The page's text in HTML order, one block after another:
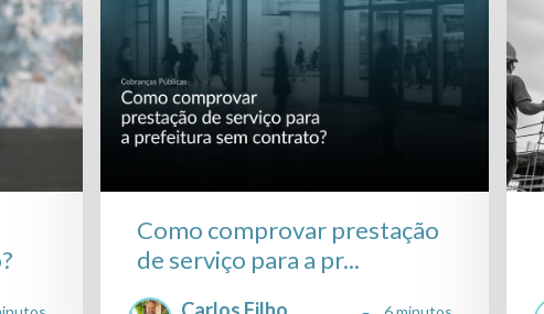
Como comprovar prestação
de serviço para a pr...